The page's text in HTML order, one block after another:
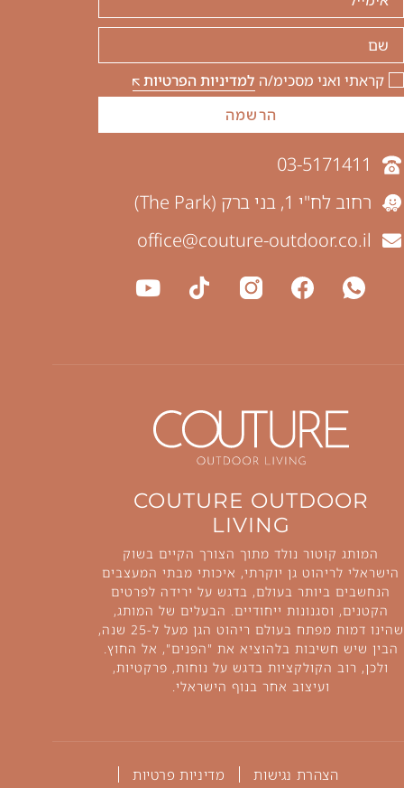
קראתי ואני מסכימ/ה למדיניות הפרטיות
הרשמה
03-5171411
רחוב לח"י 1, בני ברק (The Park)
office@couture-outdoor.co.il
COUTURE OUTDOOR
LIVING
המותג קוטור נולד מתוך הצורך הקיים בשוק
הישראלי לריהוט גן יוקרתי, איכותי מבתי המעצבים
הנחשבים ביותר בעולם, בדגש על ירידה לפרטים
הקטנים, וסגנונות ייחודיים. הבעלים של המותג,
שהינו דמות מפתח בעולם ריהוט הגן מעל ל-25 שנה,
הבין שיש חשיבות בלהוציא את "הפנים", אל החוץ.
ולכן, רוב הקולקציות בדגש על נוחות, פרקטיות,
ועיצוב אחר בנוף הישראלי.
הצהרת נגישות מדיניות פרטיות